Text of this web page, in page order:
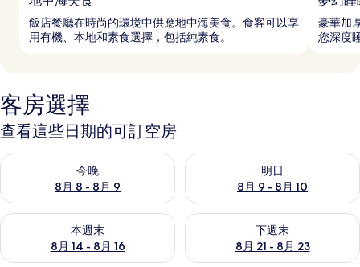
飯店餐廳在時尚的環境中供應地中海美食。食客可以享
用有機、本地和素食選擇，包括純素食。
豪華加
您深度
客房選擇
查看這些日期的可訂空房
今晚
8月 8 - 8月 9
查看今晚 8月 8 - 8月 9的可訂空房
明日
8月 9 - 8月 10
查看明日 8月 9 - 8月 10的可訂
本週末
8月 14 - 8月 16
查看本週末 8月 14 - 8月 16的可訂空房
下週末
8月 21 - 8月 23
查看下週末 8月 21 - 8月 23的